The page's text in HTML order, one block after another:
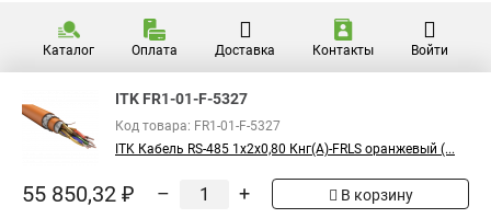
Каталог Оплата Доставка Контакты Войти
ITK FR1-01-F-5327
Код товара: FR1-01-F-5327
ITK Кабель RS-485 1х2х0,80 Кнг(А)-FRLS оранжевый (...
55 850,32 ₽ – + В корзину